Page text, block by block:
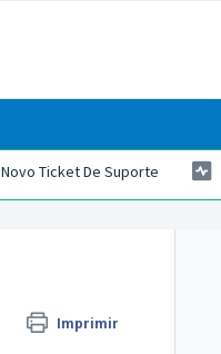
Novo Ticket De Suporte
Imprimir